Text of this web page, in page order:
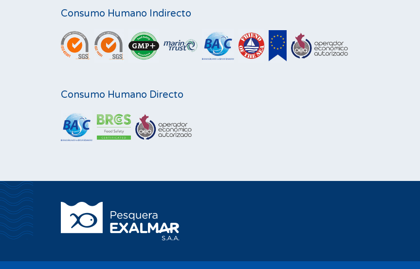
Consumo Humano Indirecto
Consumo Humano Directo